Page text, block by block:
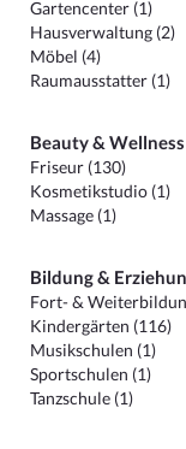
Gartencenter (1)
Hausverwaltung (2)
Möbel (4)
Raumausstatter (1)
Beauty &
Friseur (130)
Kosmetikstudio (1)
Massage (1)
Bildung &
Fort- &
Kindergärten (116)
Musikschulen (1)
Sportschulen (1)
Tanzschule (1)